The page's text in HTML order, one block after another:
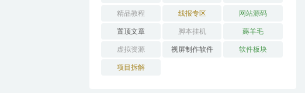
精品教程 线报专区 网站源码
置顶文章 脚本挂机 薅羊毛
虚拟资源 视屏制作软件 软件板块
项目拆解